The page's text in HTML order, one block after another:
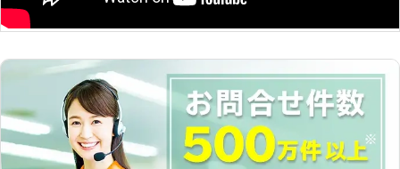
を教えてほしい ・初心者なので使い
方をレクチャーしてほしい 上記のよ
悩みを解決できるまで、しっかりと対
応させていただきます。 PCデザイン
は兵庫県を中心に、パソコンに関する
お悩みを承っております。 年中無
休・365日対応可能しておりますの
ラブルがなくても「最近パソコンが重
す！ メモリの増設やSSD化など、パ
ソコンの状態に合わせて、カスタマイ
ズ。「作業がサクサク進められな
い！」というお悩みを持つ方も、お気
軽にご相談くださいませ。